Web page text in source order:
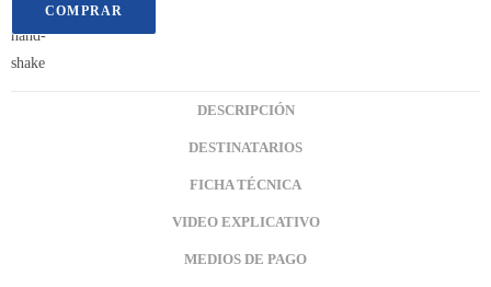
COMPRAR
DESCRIPCIÓN
DESTINATARIOS
FICHA TÉCNICA
VIDEO EXPLICATIVO
MEDIOS DE PAGO